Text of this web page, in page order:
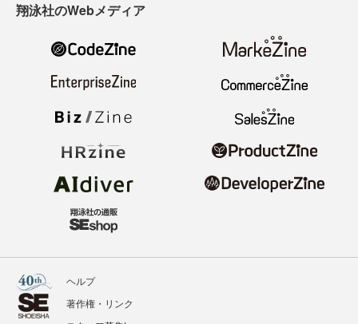
翔泳社のWebメディア
ヘルプ
著作権・リンク